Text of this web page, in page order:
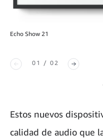
Echo Show 21
01 / 02
Estos nuevos
calidad de audio que